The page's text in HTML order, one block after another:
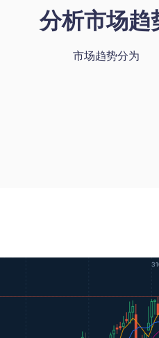
分析市场趋
市场趋势分为